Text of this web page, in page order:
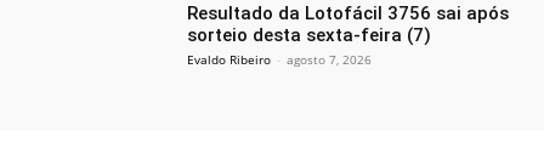
Resultado da Lotofácil 3756 sai após
sorteio desta sexta-feira (7)
Evaldo Ribeiro - agosto 7, 2026